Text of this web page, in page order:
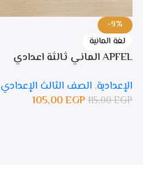
-9%
لغة المانية
APFEL الماني ثالثة اعدادي
الإعدادية, الصف الثالث الإعدادي
115,00EGP
105,00EGP